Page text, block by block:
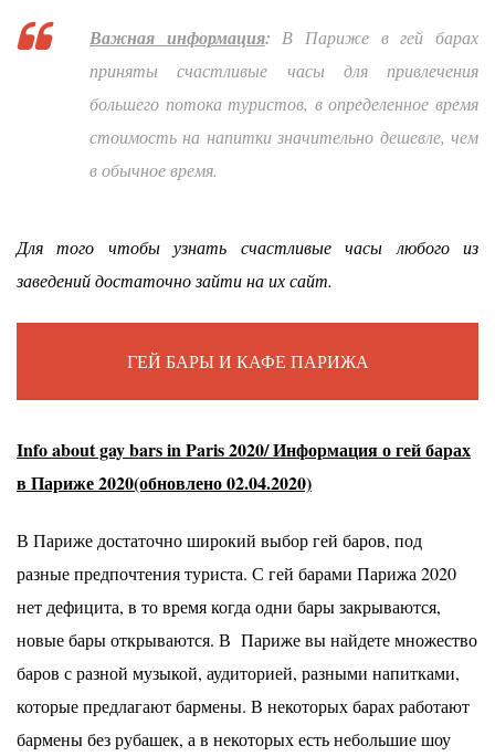
Важная информация: В Париже в гей барах
приняты счастливые часы для привлечения
большего потока туристов, в определенное время
стоимость на напитки значительно дешевле, чем
в обычное время.
Для того чтобы узнать счастливые часы любого из
заведений достаточно зайти на их сайт.
ГЕЙ БАРЫ И КАФЕ ПАРИЖА
Info about gay bars in Paris 2020/ Информация о гей барах
в Париже 2020(обновлено 02.04.2020)
В Париже достаточно широкий выбор гей баров, под
разные предпочтения туриста. С гей барами Парижа 2020
нет дефицита, в то время когда одни бары закрываются,
новые бары открываются. В Париже вы найдете множество
баров с разной музыкой, аудиторией, разными напитками,
которые предлагают бармены. В некоторых барах работают
бармены без рубашек, а в некоторых есть небольшие шоу